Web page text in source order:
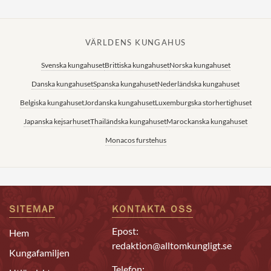
VÄRLDENS KUNGAHUS
Svenska kungahusetBrittiska kungahusetNorska kungahuset
Danska kungahusetSpanska kungahusetNederländska kungahuset
Belgiska kungahusetJordanska kungahusetLuxemburgska storhertighuset
Japanska kejsarhusetThailändska kungahusetMarockanska kungahuset
Monacos furstehus
SITEMAP
Hem
Kungafamiljen
KONTAKTA OSS
Epost:
redaktion@alltomkungligt.se